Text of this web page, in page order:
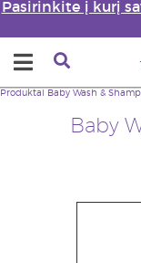
Pasirinkite į kurį
Baby
Produktai Baby Wash &